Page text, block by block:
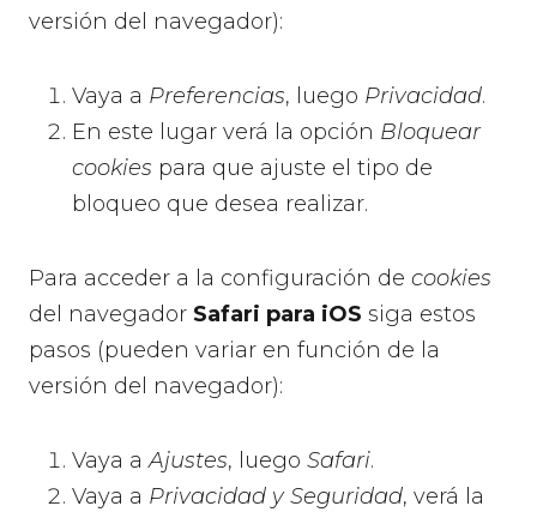
versión del navegador):
Vaya a Preferencias, luego Privacidad.
En este lugar verá la opción Bloquear
cookies para que ajuste el tipo de
bloqueo que desea realizar.
Para acceder a la configuración de cookies
del navegador Safari para iOS siga estos
pasos (pueden variar en función de la
versión del navegador):
Vaya aAjustes, luego Safari.
Vaya a Privacidad y Seguridad, verá la